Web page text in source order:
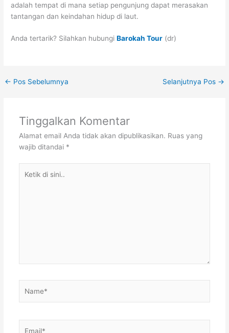
adalah tempat di mana setiap pengunjung dapat merasakan
tantangan dan keindahan hidup di laut.
Anda tertarik? Silahkan hubungiBarokah Tour (dr)
← Pos Sebelumnya Selanjutnya Pos →
Tinggalkan Komentar
Alamat email Anda tidak akan dipublikasikan. Ruas yang
wajib ditandai *